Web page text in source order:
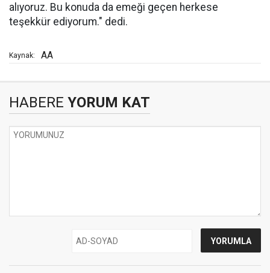
alıyoruz. Bu konuda da emeği geçen herkese
teşekkür ediyorum." dedi.
Kaynak: AA
HABERE YORUM KAT